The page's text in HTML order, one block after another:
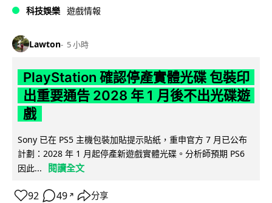
科技娛樂 遊戲情報
Lawton 5 小時
PlayStation 確認停產實體光碟 包裝印
出重要通告 2028 年 1 月後不出光碟遊
戲
Sony 已在 PS5 主機包裝加貼提示貼紙，重申官方 7 月已公布
計劃：2028 年 1 月起停產新遊戲實體光碟。分析師預期 PS6
因此...
閱讀全文
92 49 ↗ 分享